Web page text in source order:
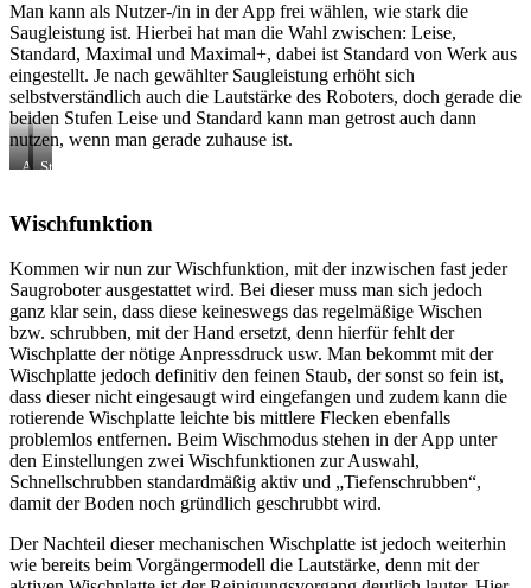
Man kann als Nutzer-/in in der App frei wählen, wie stark die
Saugleistung ist. Hierbei hat man die Wahl zwischen: Leise,
Standard, Maximal und Maximal+, dabei ist Standard von Werk aus
eingestellt. Je nach gewählter Saugleistung erhöht sich
selbstverständlich auch die Lautstärke des Roboters, doch gerade die
beiden Stufen Leise und Standard kann man getrost auch dann
nutzen, wenn man gerade zuhause ist.
Ausgesaugter
der
Staub
kurzen
Beutel
der
Absaugstation
Wischfunktion
Kommen wir nun zur Wischfunktion, mit der inzwischen fast jeder
Saugroboter ausgestattet wird. Bei dieser muss man sich jedoch
ganz klar sein, dass diese keineswegs das regelmäßige Wischen
bzw. schrubben, mit der Hand ersetzt, denn hierfür fehlt der
Wischplatte der nötige Anpressdruck usw. Man bekommt mit der
Wischplatte jedoch definitiv den feinen Staub, der sonst so fein ist,
dass dieser nicht eingesaugt wird eingefangen und zudem kann die
rotierende Wischplatte leichte bis mittlere Flecken ebenfalls
problemlos entfernen. Beim Wischmodus stehen in der App unter
den Einstellungen zwei Wischfunktionen zur Auswahl,
Schnellschrubben standardmäßig aktiv und „Tiefenschrubben“,
damit der Boden noch gründlich geschrubbt wird.
Der Nachteil dieser mechanischen Wischplatte ist jedoch weiterhin
wie bereits beim Vorgängermodell die Lautstärke, denn mit der